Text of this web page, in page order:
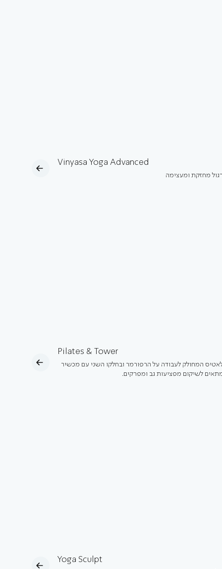
Vinyasa Yoga Advanced
מחזקת ומעצימה
Pilates & Tower
המחולק לעבודה על הרפורמר ובחלקו השני עם מכשיר
לשיקום מפציעות גב ומפרקים.
Yoga Sculpt